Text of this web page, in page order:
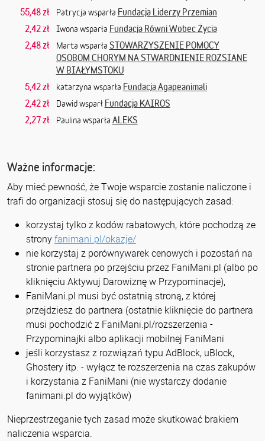
55,48 zł
Patrycja wsparła Fundacja Liderzy Przemian
2,42 zł
Iwona wsparła Fundacja Równi Wobec Życia
2,48 zł
Marta wsparła STOWARZYSZENIE POMOCY
OSOBOM CHORYM NA STWARDNIENIE ROZSIANE
W BIAŁYMSTOKU
5,42 zł
katarzyna wsparła Fundacja Agapeanimali
2,42 zł
Dawid wsparł Fundacja KAIROS
2,27 zł
Paulina wsparła ALEKS
Ważne informacje:
Aby mieć pewność, że Twoje wsparcie zostanie naliczone i
trafi do organizacji stosuj się do następujących zasad:
korzystaj tylko z kodów rabatowych, które pochodzą ze
stronyfanimani.pl/okazje/
nie korzystaj z porównywarek cenowych i pozostań na
stronie partnera po przejściu przez FaniMani.pl (albo po
kliknięciu Aktywuj Darowiznę w Przypominacje),
FaniMani.pl musi być ostatnią stroną, z której
przejdziesz do partnera (ostatnie kliknięcie do partnera
musi pochodzić z FaniMani.pl/rozszerzenia -
Przypominajki albo aplikacji mobilnej FaniMani
jeśli korzystasz z rozwiązań typu AdBlock, uBlock,
Ghostery itp. - wyłącz te rozszerzenia na czas zakupów
i korzystania z FaniMani (nie wystarczy dodanie
fanimani.pl do wyjątków)
Nieprzestrzeganie tych zasad może skutkować brakiem
naliczenia wsparcia.